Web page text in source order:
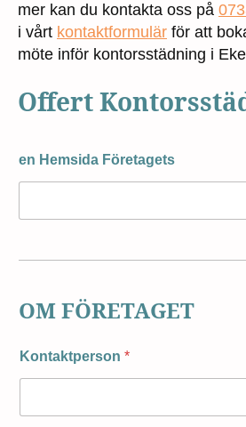
mer kan du kontakta oss på
i vårt kontaktformulär för att
möte inför kontorsstädning i
Offert
en Hemsida Företagets
OM FÖRETAGET
Kontaktperson *